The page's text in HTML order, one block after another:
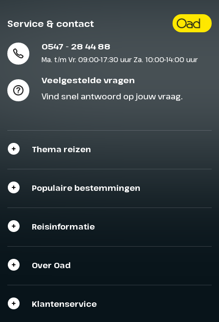
Service & contact
0547 - 28 44 88
Ma. t/m Vr. 09:00-17:30 uur Za. 10:00-14:00 uur
Veelgestelde vragen
Vind snel antwoord op jouw vraag.
Thema reizen
Populaire bestemmingen
Reisinformatie
Over Oad
Klantenservice